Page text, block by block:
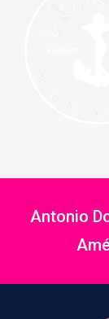
Antonio